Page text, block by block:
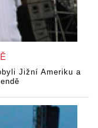
Jižní Ameriku a